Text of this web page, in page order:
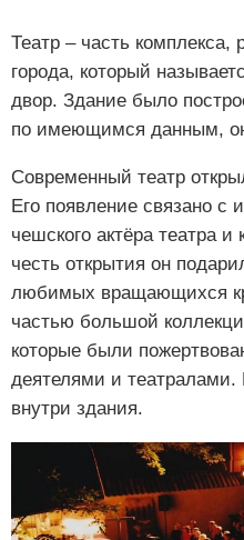
Театр – часть комплекса,
города, который
двор. Здание было
по имеющимся данным,
Современный театр
Его появление связано с
чешского актёра театра
честь открытия он
любимых вращающихся
частью большой
которые были
деятелями и
внутри здания.